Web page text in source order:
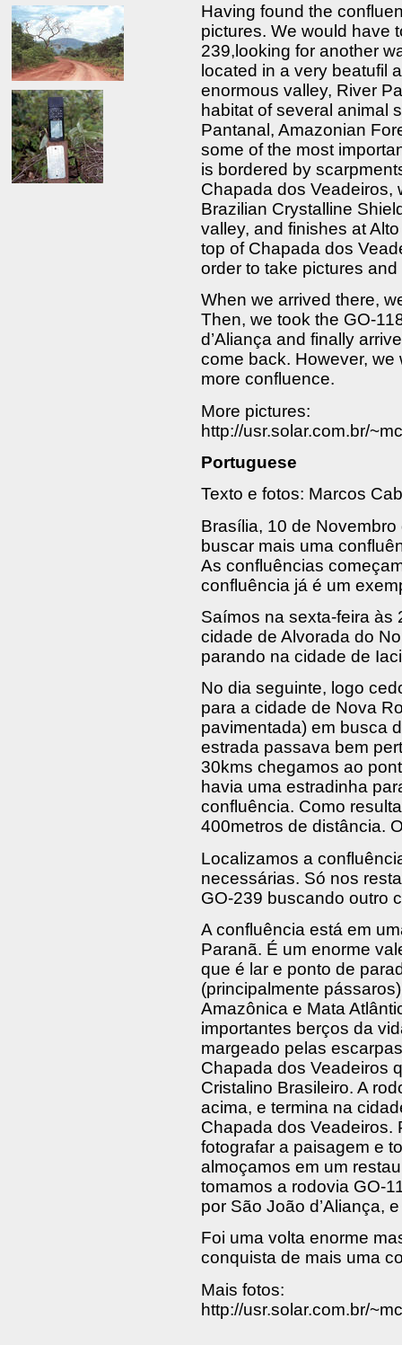
Having found the
pictures. We would have
239,looking for another
located in a very beatufil
enormous valley, River
habitat of several animal
Pantanal, Amazonian
some of the most
is bordered by
Chapada dos Veadeiros,
Brazilian Crystalline
valley, and finishes at
top of Chapada dos
order to take pictures and
When we arrived there,
Then, we took the GO-
d’Aliança and finally
come back. However,
more confluence.
More pictures:
http://usr.solar.com.br/
Portuguese
Texto e fotos: Marcos
Brasília, 10 de
buscar mais uma
As confluências
confluência já é um
Saímos na sexta-feira às
cidade de Alvorada do
parando na cidade de
No dia seguinte, logo
para a cidade de Nova
pavimentada) em busca
estrada passava bem
30kms chegamos ao
havia uma estradinha
confluência. Como
400metros de distância.
Localizamos a
necessárias. Só nos
GO-239 buscando outro
A confluência está em
Paranã. É um enorme
que é lar e ponto de
(principalmente
Amazônica e Mata
importantes berços da
margeado pelas
Chapada dos Veadeiros
Cristalino Brasileiro. A
acima, e termina na
Chapada dos Veadeiros.
fotografar a paisagem e
almoçamos em um
tomamos a rodovia GO-
por São João d’Aliança,
Foi uma volta enorme
conquista de mais uma
Mais fotos:
http://usr.solar.com.br/